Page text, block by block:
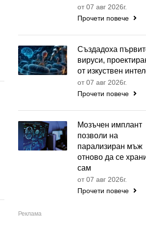
от 07 авг 2026г.
Прочети повече
Създадоха
вируси,
от изкуствен
от 07 авг 2026г.
Прочети повече
Мозъчен имплант
позволи на
парализиран мъж
отново да се
сам
от 07 авг 2026г.
Прочети повече